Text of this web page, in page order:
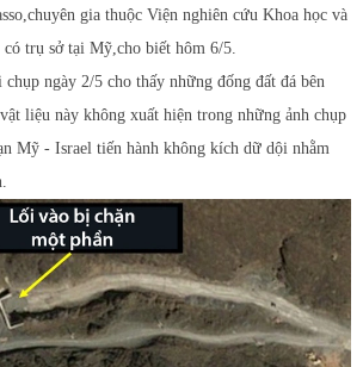
gia thuộc Viện nghiên cứu Khoa học và
trụ sở tại Mỹ,cho biết hôm 6/5.
ngày 2/5 cho thấy những đống đất đá bên
liệu này không xuất hiện trong những ảnh chụp
Mỹ - Israel tiến hành không kích dữ dội nhằm